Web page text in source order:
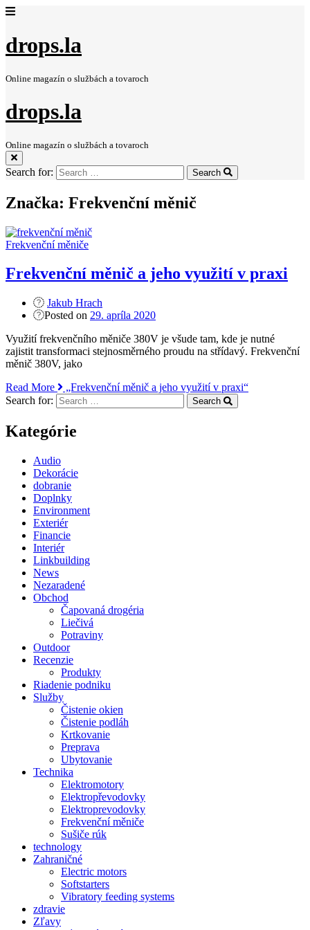
drops.la
Online magazín o službách a tovaroch
drops.la
Online magazín o službách a tovaroch
Search for: Search
Značka: Frekvenční měnič
Frekvenční měniče
Frekvenční měnič a jeho využití v praxi
Jakub Hrach
Posted on 29. apríla 2020
Využití frekvenčního měniče 380V je všude tam, kde je nutné
zajistit transformaci stejnosměrného proudu na střídavý. Frekvenční
měnič 380V, jako
Read More
„Frekvenční měnič a jeho využití v praxi“
Search for:
Search
Kategórie
Audio
Dekorácie
dobranie
Doplnky
Environment
Exteriér
Financie
Interiér
Linkbuilding
News
Nezaradené
Obchod
Čapovaná drogéria
Liečivá
Potraviny
Outdoor
Recenzie
Produkty
Riadenie podniku
Služby
Čistenie okien
Čistenie podláh
Krtkovanie
Preprava
Ubytovanie
Technika
Elektromotory
Elektropřevodovky
Elektroprevodovky
Frekvenční měniče
Sušiče rúk
technology
Zahraničné
Electric motors
Softstarters
Vibratory feeding systems
zdravie
Zľavy